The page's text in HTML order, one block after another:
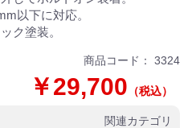
以下に対応。
ク塗装。
商品コード： 3324
￥29,700 （税込）
関連カテゴリ